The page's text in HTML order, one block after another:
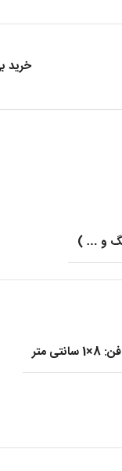
خرید
و … )
فن: 8×1 سانتی متر